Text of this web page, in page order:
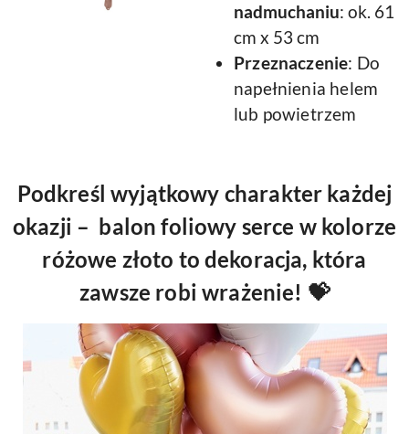
nadmuchaniu: ok. 61
cm x 53 cm
Przeznaczenie: Do
napełnienia helem
lub powietrzem
Podkreśl wyjątkowy charakter każdej
okazji – balon foliowy serce w kolorze
różowe złoto to dekoracja, która
zawsze robi wrażenie! 💝